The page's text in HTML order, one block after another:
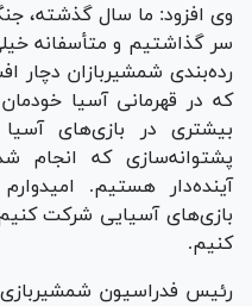
سر گذاشتیم و متأسفانه
رده‌بندی شمشیربازان
که در قهرمانی آسیا
بیشتری در بازی‌های
پشتوانه‌سازی که
آینده‌دار هستیم.
بازی‌های آسیایی شرکت
کنیم.
رئیس فدراسیون شمشیربازی